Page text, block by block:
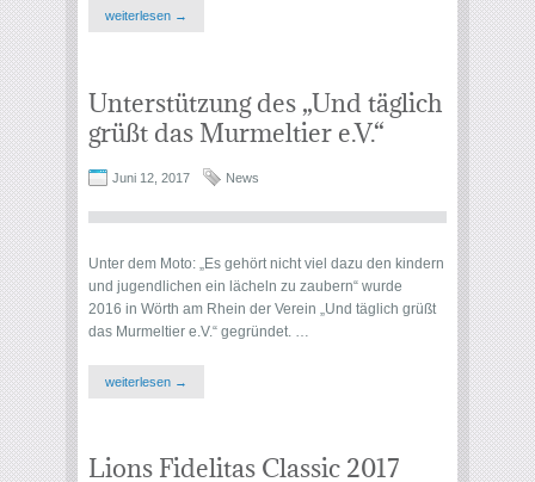
weiterlesen →
Unterstützung des „Und täglich
grüßt das Murmeltier e.V.“
Juni 12, 2017 News
Unter dem Moto: „Es gehört nicht viel dazu den kindern
und jugendlichen ein lächeln zu zaubern“ wurde
2016 in Wörth am Rhein der Verein „Und täglich grüßt
das Murmeltier e.V.“ gegründet. …
weiterlesen →
Lions Fidelitas Classic 2017